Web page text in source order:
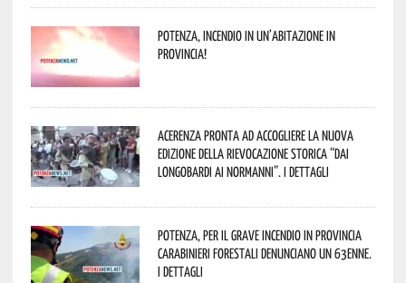
Potenza, incendio in un’abitazione in
provincia!
Acerenza pronta ad accogliere la nuova
edizione della rievocazione storica “Dai
Longobardi ai Normanni”. I dettagli
Potenza, per il grave incendio in Provincia
Carabinieri forestali denunciano un 63enne.
I dettagli